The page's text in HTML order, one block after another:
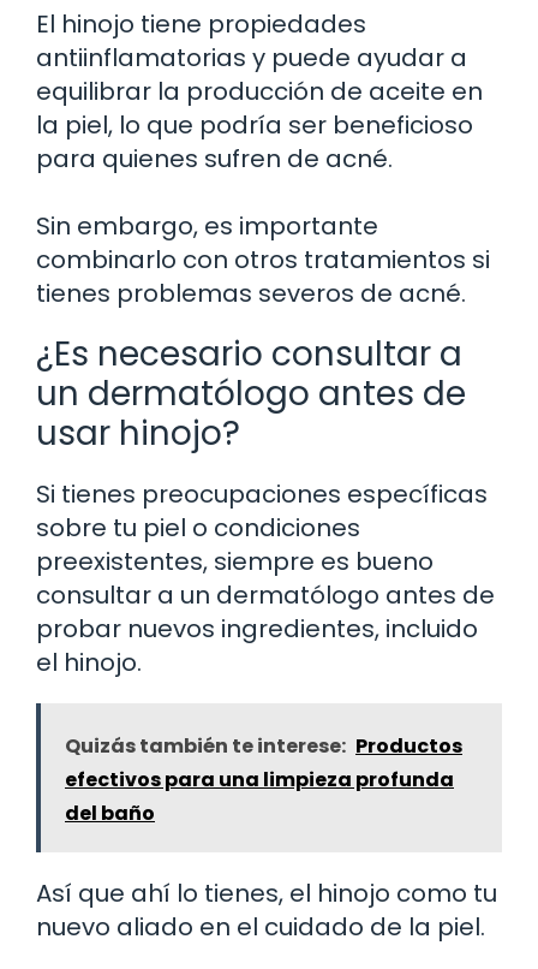
El hinojo tiene propiedades
antiinflamatorias y puede ayudar a
equilibrar la producción de aceite en
la piel, lo que podría ser beneficioso
para quienes sufren de acné.
Sin embargo, es importante
combinarlo con otros tratamientos si
tienes problemas severos de acné.
¿Es necesario consultar a
un dermatólogo antes de
usar hinojo?
Si tienes preocupaciones específicas
sobre tu piel o condiciones
preexistentes, siempre es bueno
consultar a un dermatólogo antes de
probar nuevos ingredientes, incluido
el hinojo.
Quizás también te interese: Productos
efectivos para una limpieza profunda
del baño
Así que ahí lo tienes, el hinojo como tu
nuevo aliado en el cuidado de la piel.